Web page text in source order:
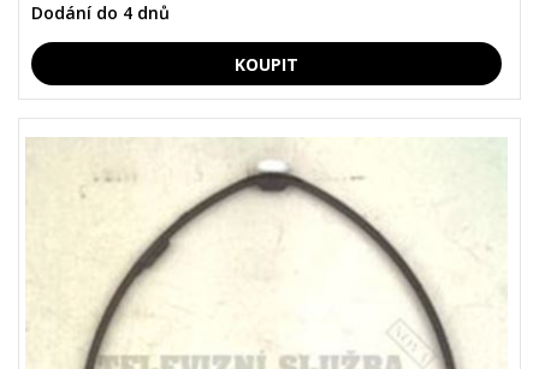
Dodání do 4 dnů